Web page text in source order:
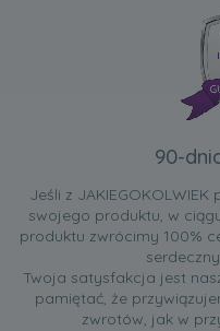
90-
Jeśli z
swojego produktu, w
produktu zwrócimy 100%
Twoja satysfakcja jest
pamiętać, że
zwrotów, jak w